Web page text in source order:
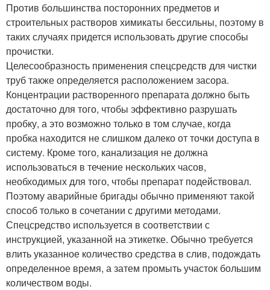
Против большинства посторонних предметов и
строительных растворов химикаты бессильны, поэтому в
таких случаях придется использовать другие способы
прочистки.
Целесообразность применения спецсредств для чистки
труб также определяется расположением засора.
Концентрации растворенного препарата должно быть
достаточно для того, чтобы эффективно разрушать
пробку, а это возможно только в том случае, когда
пробка находится не слишком далеко от точки доступа в
систему. Кроме того, канализация не должна
использоваться в течение нескольких часов,
необходимых для того, чтобы препарат подействовал.
Поэтому аварийные бригады обычно применяют такой
способ только в сочетании с другими методами.
Спецсредство используется в соответствии с
инструкцией, указанной на этикетке. Обычно требуется
влить указанное количество средства в слив, подождать
определенное время, а затем промыть участок большим
количеством воды.